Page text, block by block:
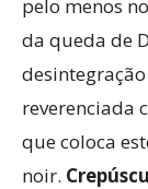
pelo menos
da queda de
reverenciada
que coloca
noir.